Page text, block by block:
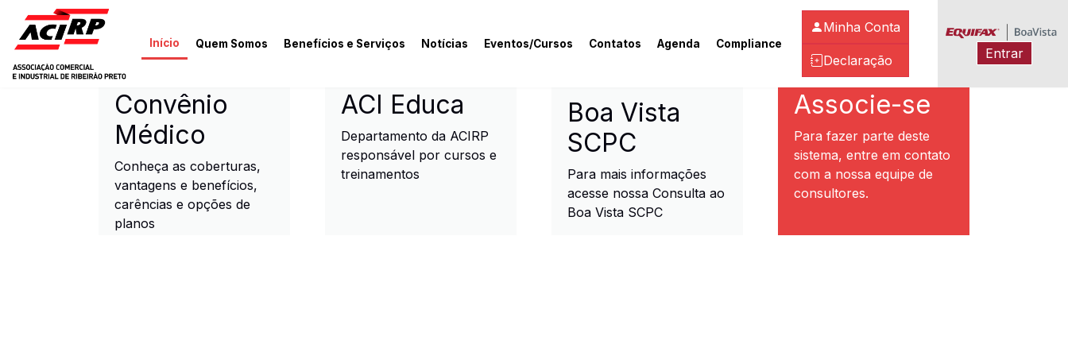
Pular para o conteúdo principal
Início Quem Somos Benefícios e Serviços Notícias Eventos/Cursos Contatos Agenda Compliance
Minha Conta
Declaração Entrar
ACIRP - Associação Comercial e Industrial de Ribeirão Preto
Convênio
Médico
Conheça as coberturas,
vantagens e benefícios,
carências e opções de
planos
ACI Educa
Departamento da ACIRP
responsável por cursos e
treinamentos
Boa Vista
SCPC
Para mais informações
acesse nossa Consulta ao
Boa Vista SCPC
Associe-se
Para fazer parte deste
sistema, entre em contato
com a nossa equipe de
consultores.